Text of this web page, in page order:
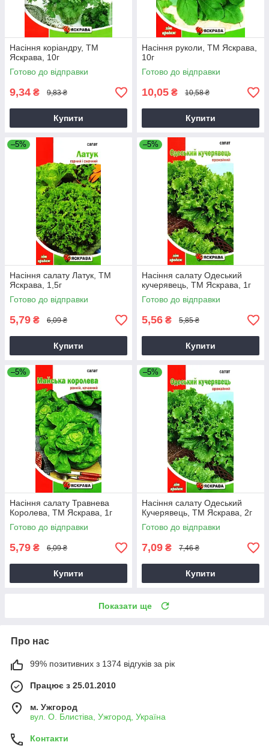
Насіння коріандру, ТМ
Яскрава, 10г
Готово до відправки
9,34 ₴ 9,83 ₴
Купити
Насіння руколи, ТМ Яскрава,
10г
Готово до відправки
10,05 ₴ 10,58 ₴
Купити
–5%
Насіння салату Латук, ТМ
Яскрава, 1,5г
Готово до відправки
5,79 ₴ 6,09 ₴
Купити
–5%
Насіння салату Одеський
кучерявець, ТМ Яскрава, 1г
Готово до відправки
5,56 ₴ 5,85 ₴
Купити
–5%
Насіння салату Травнева
Королева, ТМ Яскрава, 1г
Готово до відправки
5,79 ₴ 6,09 ₴
Купити
–5%
Насіння салату Одеський
Кучерявець, ТМ Яскрава, 2г
Готово до відправки
7,09 ₴ 7,46 ₴
Купити
Показати ще
Про нас
99% позитивних з 1374 відгуків за рік
Працює з 25.01.2010
м. Ужгород
вул. О. Блистіва, Ужгород, Україна
Контакти